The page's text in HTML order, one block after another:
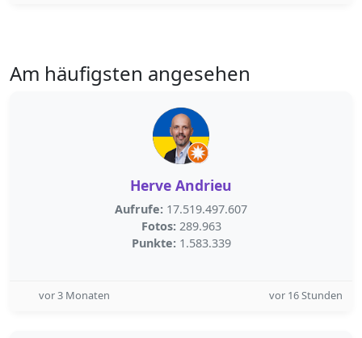
Am häufigsten angesehen
Herve Andrieu
Aufrufe: 17.519.497.607
Fotos: 289.963
Punkte: 1.583.339
vor 3 Monaten vor 16 Stunden